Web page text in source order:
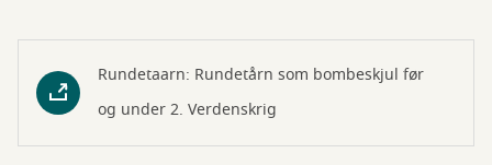
Rundetaarn: Rundetårn som bombeskjul før
og under 2. Verdenskrig